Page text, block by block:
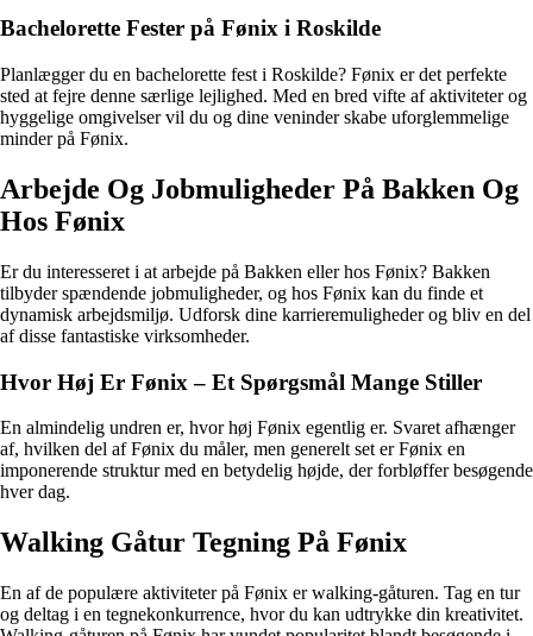
Bachelorette Fester på Fønix i Roskilde
Planlægger du en bachelorette fest i Roskilde? Fønix er det perfekte
sted at fejre denne særlige lejlighed. Med en bred vifte af aktiviteter og
hyggelige omgivelser vil du og dine veninder skabe uforglemmelige
minder på Fønix.
Arbejde Og Jobmuligheder På Bakken Og
Hos Fønix
Er du interesseret i at arbejde på Bakken eller hos Fønix? Bakken
tilbyder spændende jobmuligheder, og hos Fønix kan du finde et
dynamisk arbejdsmiljø. Udforsk dine karrieremuligheder og bliv en del
af disse fantastiske virksomheder.
Hvor Høj Er Fønix – Et Spørgsmål Mange Stiller
En almindelig undren er, hvor høj Fønix egentlig er. Svaret afhænger
af, hvilken del af Fønix du måler, men generelt set er Fønix en
imponerende struktur med en betydelig højde, der forbløffer besøgende
hver dag.
Walking Gåtur Tegning På Fønix
En af de populære aktiviteter på Fønix er walking-gåturen. Tag en tur
og deltag i en tegnekonkurrence, hvor du kan udtrykke din kreativitet.